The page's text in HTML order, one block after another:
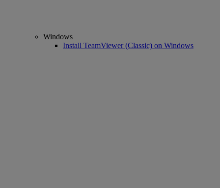
Windows
Install TeamViewer (Classic) on Windows